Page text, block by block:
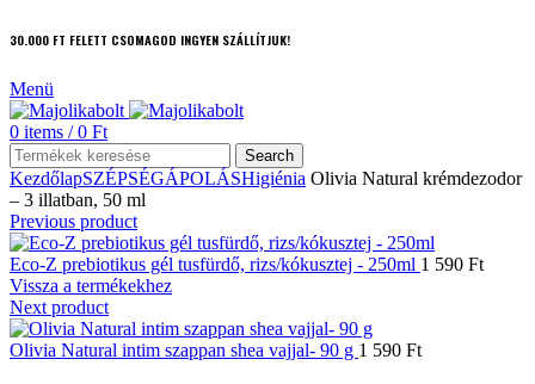
30.000 FT FELETT CSOMAGOD INGYEN SZÁLLÍTJUK!
Menü
0 items / 0 Ft
Search
KezdőlapSZÉPSÉGÁPOLÁSHigiénia Olivia Natural krémdezodor
– 3 illatban, 50 ml
Previous product
Eco-Z prebiotikus gél tusfürdő, rizs/kókusztej - 250ml 1 590 Ft
Vissza a termékekhez
Next product
Olivia Natural intim szappan shea vajjal- 90 g 1 590 Ft